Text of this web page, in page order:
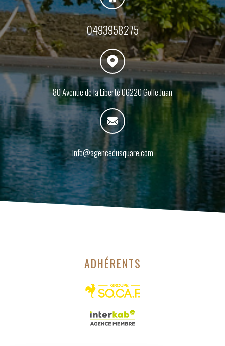
0493958275
80 Avenue de la Liberté 06220 Golfe Juan
info@agencedusquare.com
ADHÉRENTS